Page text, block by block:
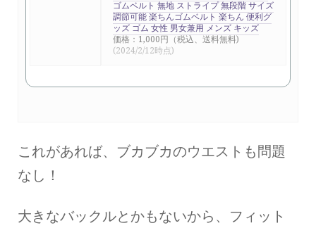
ゴムベルト 無地 ストライプ 無段階 サイズ
調節可能 楽ちんゴムベルト 楽ちん 便利グ
ッズ ゴム 女性 男女兼用 メンズ キッズ
価格：1,000円（税込、送料無料)
(2024/2/12時点)
これがあれば、ブカブカのウエストも問題
なし！
大きなバックルとかもないから、フィット